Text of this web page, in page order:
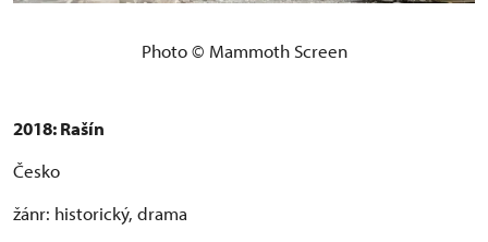
Photo © Mammoth Screen
2018: Rašín
Česko
žánr: historický, drama